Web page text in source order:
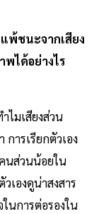
พ้ชนะจากเสียง
พได้อย่างไร
ไมเสียงส่วน
ารเรียกตัวเอง
นส่วนน้อยใน
เองดูน่าสงสาร
นการต่อรองใน